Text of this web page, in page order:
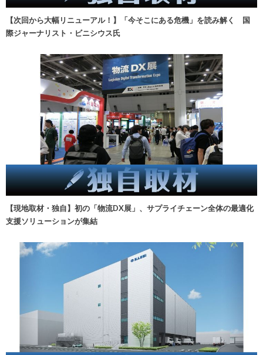
【次回から大幅リニューアル！】「今そこにある危機」を読み解く 国
際ジャーナリスト・ビニシウス氏
【現地取材・独自】初の「物流DX展」、サプライチェーン全体の最適化
支援ソリューションが集結